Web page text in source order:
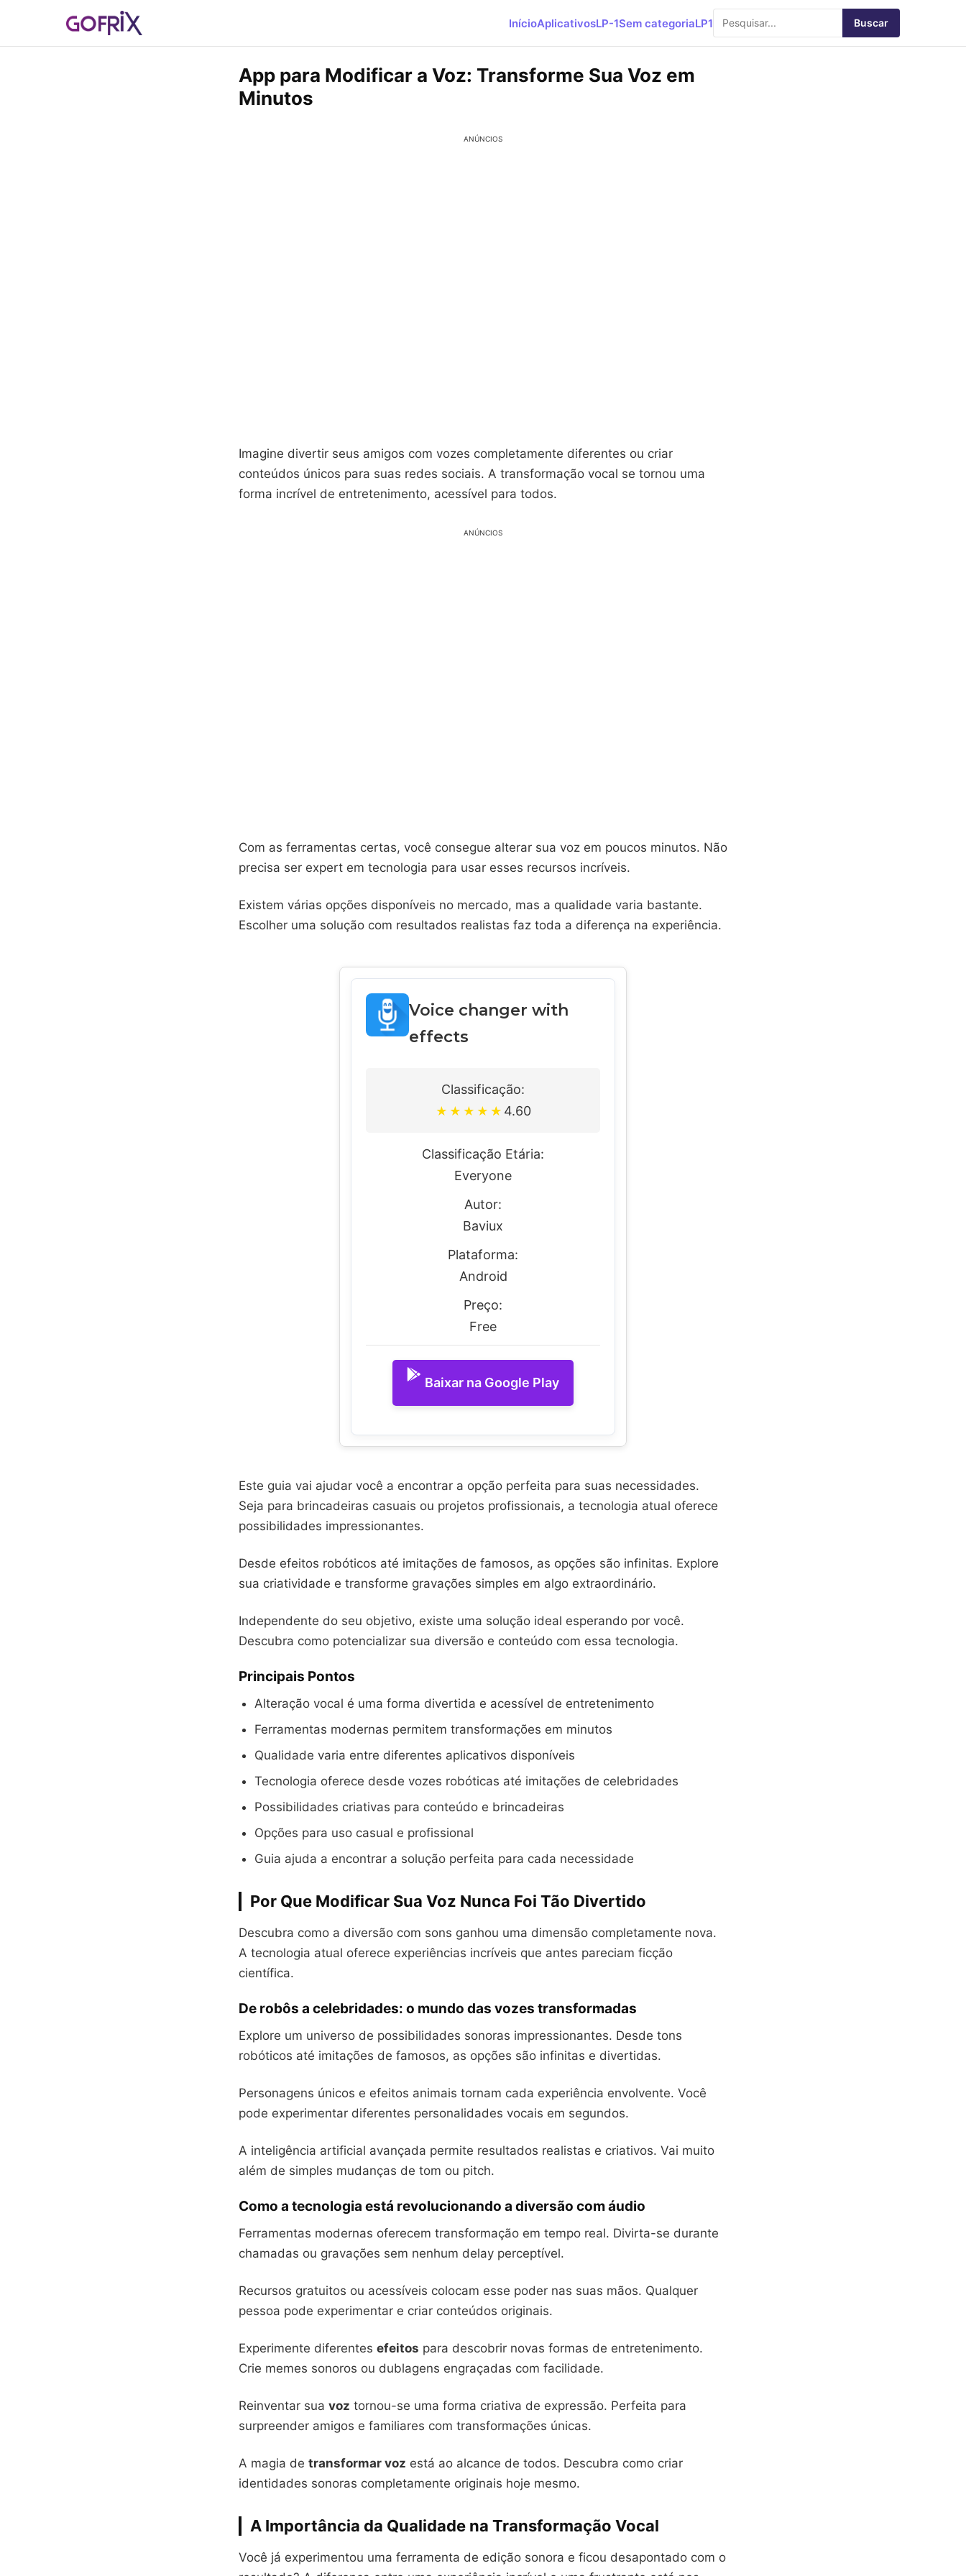
InícioAplicativosLP-1Sem categoriaLP1 Buscar
App para Modificar a Voz: Transforme Sua Voz em
Minutos
ANÚNCIOS
Imagine divertir seus amigos com vozes completamente diferentes ou criar
conteúdos únicos para suas redes sociais. A transformação vocal se tornou uma
forma incrível de entretenimento, acessível para todos.
ANÚNCIOS
Com as ferramentas certas, você consegue alterar sua voz em poucos minutos. Não
precisa ser expert em tecnologia para usar esses recursos incríveis.
Existem várias opções disponíveis no mercado, mas a qualidade varia bastante.
Escolher uma solução com resultados realistas faz toda a diferença na experiência.
Voice changer with
effects
Classificação:
★ ★ ★ ★ ★ 4.60
Classificação Etária:
Everyone
Autor:
Baviux
Plataforma:
Android
Preço:
Free
Baixar na Google Play
Este guia vai ajudar você a encontrar a opção perfeita para suas necessidades.
Seja para brincadeiras casuais ou projetos profissionais, a tecnologia atual oferece
possibilidades impressionantes.
Desde efeitos robóticos até imitações de famosos, as opções são infinitas. Explore
sua criatividade e transforme gravações simples em algo extraordinário.
Independente do seu objetivo, existe uma solução ideal esperando por você.
Descubra como potencializar sua diversão e conteúdo com essa tecnologia.
Principais Pontos
Alteração vocal é uma forma divertida e acessível de entretenimento
Ferramentas modernas permitem transformações em minutos
Qualidade varia entre diferentes aplicativos disponíveis
Tecnologia oferece desde vozes robóticas até imitações de celebridades
Possibilidades criativas para conteúdo e brincadeiras
Opções para uso casual e profissional
Guia ajuda a encontrar a solução perfeita para cada necessidade
Por Que Modificar Sua Voz Nunca Foi Tão Divertido
Descubra como a diversão com sons ganhou uma dimensão completamente nova.
A tecnologia atual oferece experiências incríveis que antes pareciam ficção
científica.
De robôs a celebridades: o mundo das vozes transformadas
Explore um universo de possibilidades sonoras impressionantes. Desde tons
robóticos até imitações de famosos, as opções são infinitas e divertidas.
Personagens únicos e efeitos animais tornam cada experiência envolvente. Você
pode experimentar diferentes personalidades vocais em segundos.
A inteligência artificial avançada permite resultados realistas e criativos. Vai muito
além de simples mudanças de tom ou pitch.
Como a tecnologia está revolucionando a diversão com áudio
Ferramentas modernas oferecem transformação em tempo real. Divirta-se durante
chamadas ou gravações sem nenhum delay perceptível.
Recursos gratuitos ou acessíveis colocam esse poder nas suas mãos. Qualquer
pessoa pode experimentar e criar conteúdos originais.
Experimente diferentes efeitos para descobrir novas formas de entretenimento.
Crie memes sonoros ou dublagens engraçadas com facilidade.
Reinventar sua voz tornou-se uma forma criativa de expressão. Perfeita para
surpreender amigos e familiares com transformações únicas.
A magia de transformar voz está ao alcance de todos. Descubra como criar
identidades sonoras completamente originais hoje mesmo.
A Importância da Qualidade na Transformação Vocal
Você já experimentou uma ferramenta de edição sonora e ficou desapontado com o